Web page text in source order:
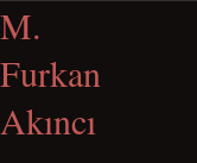
M.
Furkan
Akıncı